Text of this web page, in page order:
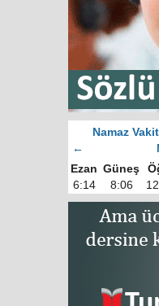
Namaz
←
Ezan Güneş
6:14
8:06